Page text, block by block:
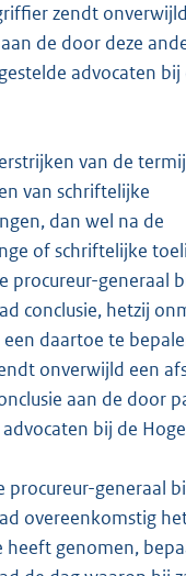
zendt
de door deze
advocaten bij
van de
van schriftelijke
dan wel na de
of schriftelijke
procureur-generaal
conclusie, hetzij
daartoe te
onverwijld een
aan de door
bij de
procureur-generaal
overeenkomstig
heeft genomen,